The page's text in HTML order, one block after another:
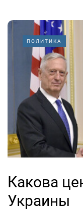
ПОЛИТИКА
Какова
Украины